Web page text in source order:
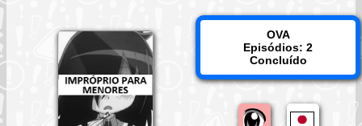
OVA
Episódios: 2
Concluído